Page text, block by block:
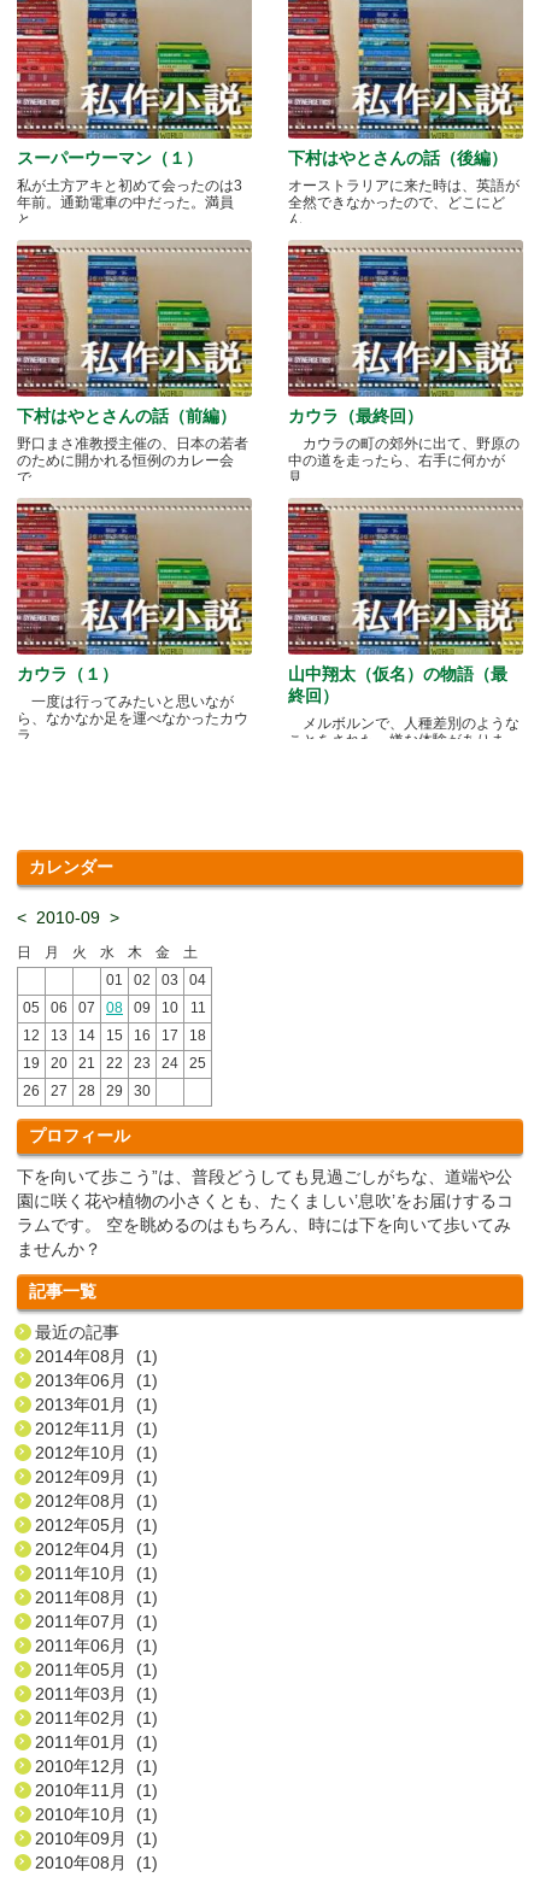
スーパーウーマン（１）
私が土方アキと初めて会ったのは3
年前。通勤電車の中だった。満員
と.....
下村はやとさんの話（後編）
オーストラリアに来た時は、英語が
全然できなかったので、どこにど
ん.....
下村はやとさんの話（前編）
野口まさ准教授主催の、日本の若者
のために開かれる恒例のカレー会
で.....
カウラ（最終回）
カウラの町の郊外に出て、野原の
中の道を走ったら、右手に何かが
見.....
カウラ（１）
一度は行ってみたいと思いなが
ら、なかなか足を運べなかったカウ
ラ.....
山中翔太（仮名）の物語（最
終回）
メルボルンで、人種差別のような
ことをされた、嫌な体験がありま
カレンダー
< 2010-09 >
日 月 火 水 木 金
土
01
02 03
04
05
06 07 08 09 10
11
12
13 14 15 16 17
18
19
20 21 22 23 24
25
26
27 28 29 30
プロフィール
下を向いて歩こう”は、普段どうしても見過ごしがちな、道端や公
園に咲く花や植物の小さくとも、たくましい’息吹’をお届けするコ
ラムです。 空を眺めるのはもちろん、時には下を向いて歩いてみ
ませんか？
記事一覧
最近の記事
2014年08月 (1)
2013年06月 (1)
2013年01月 (1)
2012年11月 (1)
2012年10月 (1)
2012年09月 (1)
2012年08月 (1)
2012年05月 (1)
2012年04月 (1)
2011年10月 (1)
2011年08月 (1)
2011年07月 (1)
2011年06月 (1)
2011年05月 (1)
2011年03月 (1)
2011年02月 (1)
2011年01月 (1)
2010年12月 (1)
2010年11月 (1)
2010年10月 (1)
2010年09月 (1)
2010年08月 (1)